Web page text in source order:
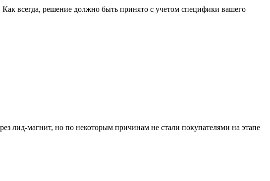
всегда, решение должно быть принято с учетом специфики вашего
лид-магнит, но по некоторым причинам не стали покупателями на этапе